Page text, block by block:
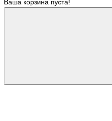
Ваша корзина пуста!